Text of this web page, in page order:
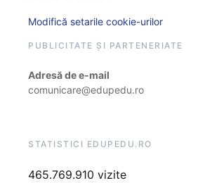
Modifică setarile cookie-urilor
PUBLICITATE ȘI PARTENERIATE
Adresă de e-mail
comunicare@edupedu.ro
STATISTICI EDUPEDU.RO
465.769.910 vizite